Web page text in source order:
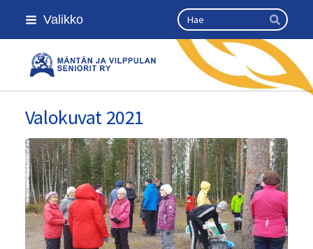
Siirry
sivun
Valikko Haku
Hae
Kansallinen senioriliitto
Valokuvat 2021